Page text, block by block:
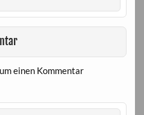
einen Kommentar